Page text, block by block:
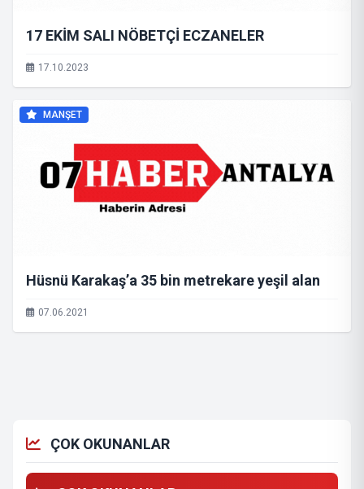
17 EKİM SALI NÖBETÇİ ECZANELER
17.10.2023
MANŞET
Hüsnü Karakaş’a 35 bin metrekare yeşil alan
07.06.2021
ÇOK OKUNANLAR